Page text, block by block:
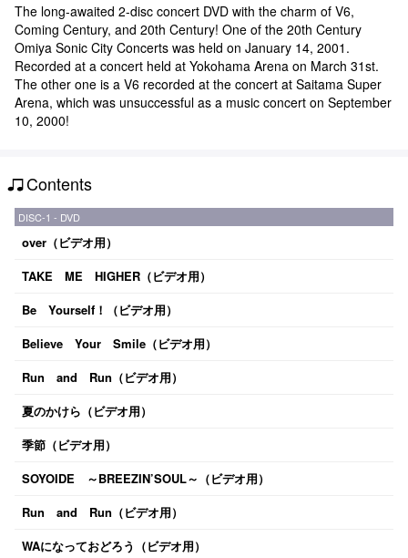
The long-awaited 2-disc concert DVD with the charm of V6,
Coming Century, and 20th Century! One of the 20th Century
Omiya Sonic City Concerts was held on January 14, 2001.
Recorded at a concert held at Yokohama Arena on March 31st.
The other one is a V6 recorded at the concert at Saitama Super
Arena, which was unsuccessful as a music concert on September
10, 2000!
Contents
DISC-1 - DVD
over（ビデオ用）
TAKE ME HIGHER（ビデオ用）
Be Yourself！（ビデオ用）
Believe Your Smile（ビデオ用）
Run and Run（ビデオ用）
夏のかけら（ビデオ用）
季節（ビデオ用）
SOYOIDE ～BREEZIN’SOUL～（ビデオ用）
Run and Run（ビデオ用）
WAになっておどろう（ビデオ用）